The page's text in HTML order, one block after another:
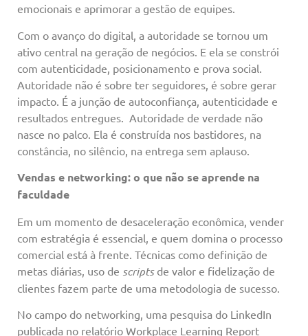
emocionais e aprimorar a gestão de equipes.
Com o avanço do digital, a autoridade se tornou um
ativo central na geração de negócios. E ela se constrói
com autenticidade, posicionamento e prova social.
Autoridade não é sobre ter seguidores, é sobre gerar
impacto. É a junção de autoconfiança, autenticidade e
resultados entregues. Autoridade de verdade não
nasce no palco. Ela é construída nos bastidores, na
constância, no silêncio, na entrega sem aplauso.
Vendas e networking: o que não se aprende na
faculdade
Em um momento de desaceleração econômica, vender
com estratégia é essencial, e quem domina o processo
comercial está à frente. Técnicas como definição de
metas diárias, uso de scriptsde valor e fidelização de
clientes fazem parte de uma metodologia de sucesso.
No campo do networking, uma pesquisa do LinkedIn
publicada no relatório Workplace Learning Report